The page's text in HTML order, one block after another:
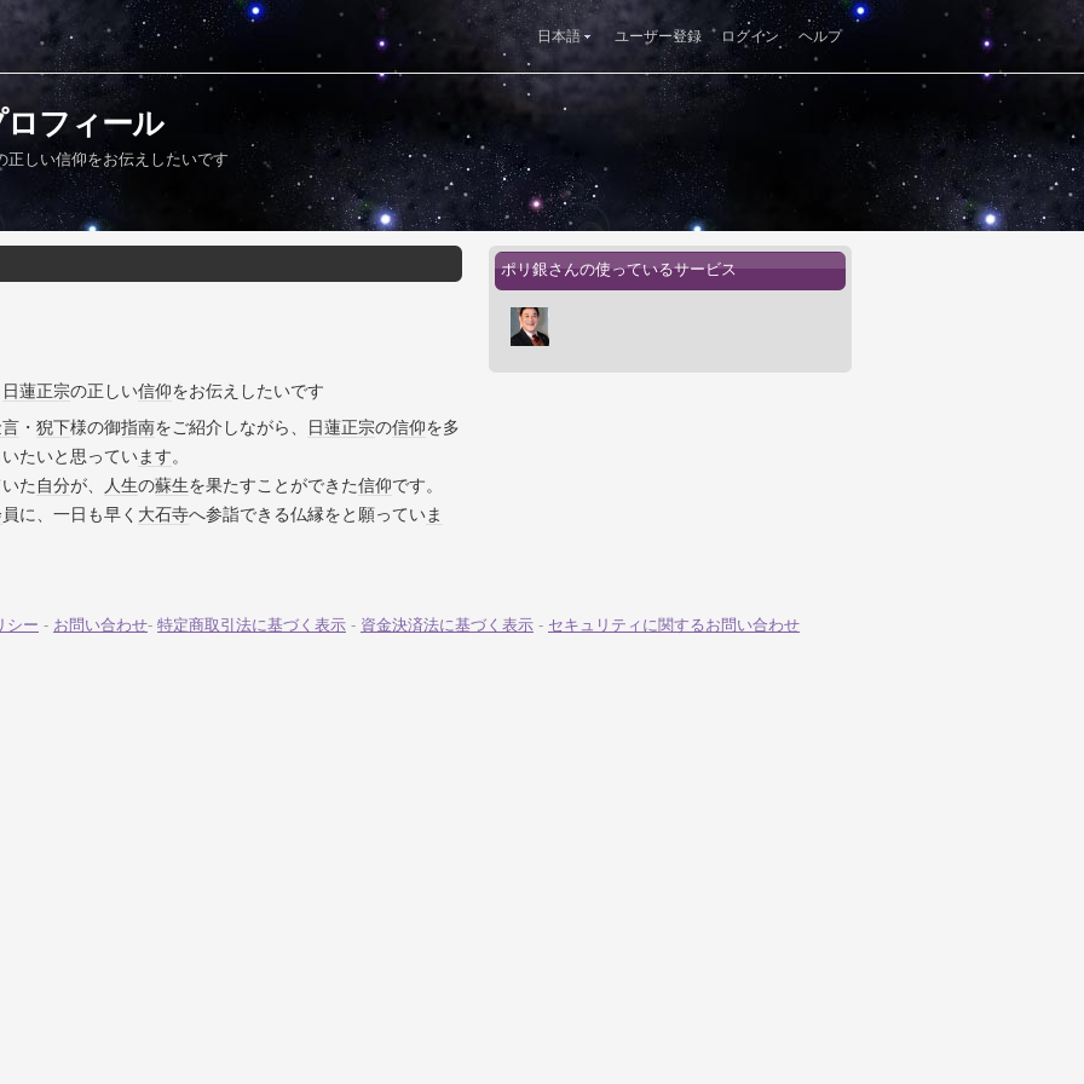
日本語 ユーザー登録 ログイン ヘルプ
フィール
正しい信仰をお伝えしたいです
日蓮正宗の正しい信仰をお伝えしたいです
・ 猊下様の御指南をご紹介しながら、 日蓮正宗の信仰を多
たいと思っています。
た 自分が、 人生の蘇生を果たすことができた信仰です。
員に、一日も早く 大石寺へ参詣できる仏縁をと願っていま
ポリ銀さんの使っているサービス
シー - お問い合わせ- 特定商取引法に基づく表示 - 資金決済法に基づく表示 - セキュリティに関するお問い合わせ